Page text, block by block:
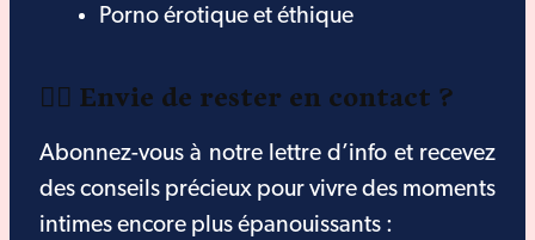
Porno érotique et éthique
❤️‍🔥 Envie de rester en contact ?
Abonnez-vous à notre lettre d’info et recevez
des conseils précieux pour vivre des moments
intimes encore plus épanouissants :